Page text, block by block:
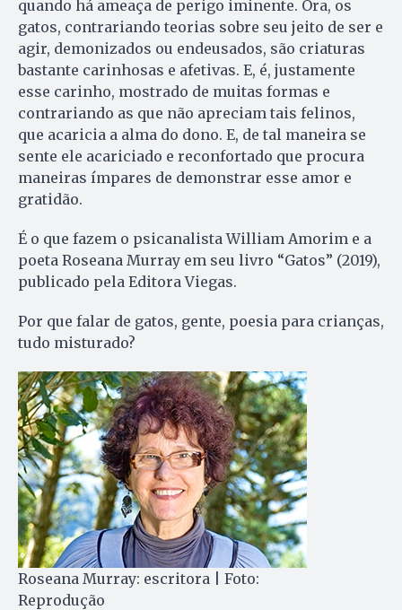
quando há ameaça de perigo iminente. Ora, os
gatos, contrariando teorias sobre seu jeito de ser e
agir, demonizados ou endeusados, são criaturas
bastante carinhosas e afetivas. E, é, justamente
esse carinho, mostrado de muitas formas e
contrariando as que não apreciam tais felinos,
que acaricia a alma do dono. E, de tal maneira se
sente ele acariciado e reconfortado que procura
maneiras ímpares de demonstrar esse amor e
gratidão.
É o que fazem o psicanalista William Amorim e a
poeta Roseana Murray em seu livro “Gatos” (2019),
publicado pela Editora Viegas.
Por que falar de gatos, gente, poesia para crianças,
tudo misturado?
Roseana Murray: escritora | Foto:
Reprodução